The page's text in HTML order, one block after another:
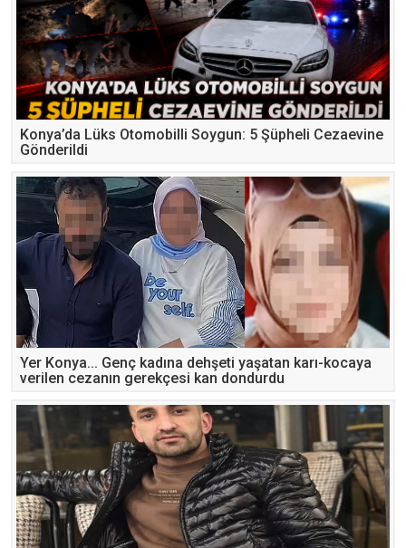
Konya’da Lüks Otomobilli Soygun: 5 Şüpheli Cezaevine
Gönderildi
Yer Konya... Genç kadına dehşeti yaşatan karı-kocaya
verilen cezanın gerekçesi kan dondurdu